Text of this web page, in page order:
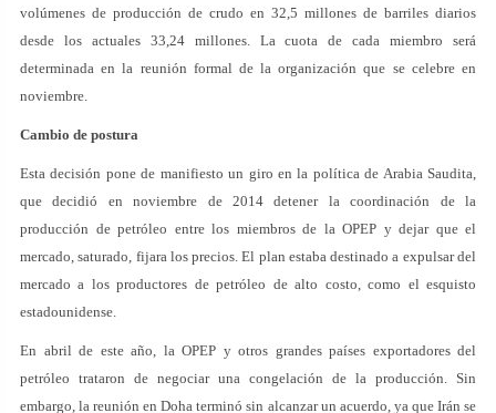
volúmenes de producción de crudo en 32,5 millones de barriles diarios
desde los actuales 33,24 millones. La cuota de cada miembro será
determinada en la reunión formal de la organización que se celebre en
noviembre.
Cambio de postura
Esta decisión pone de manifiesto un giro en la política de Arabia Saudita,
que decidió en noviembre de 2014 detener la coordinación de la
producción de petróleo entre los miembros de la OPEP y dejar que el
mercado, saturado, fijara los precios. El plan estaba destinado a expulsar del
mercado a los productores de petróleo de alto costo, como el esquisto
estadounidense.
En abril de este año, la OPEP y otros grandes países exportadores del
petróleo trataron de negociar una congelación de la producción. Sin
embargo, la reunión en Doha terminó sin alcanzar un acuerdo, ya que Irán se